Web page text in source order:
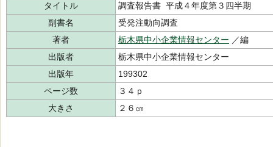
タイトル
調査報告書 平成４年度第３四半期
副書名
受発注動向調査
著者
栃木県中小企業情報センター ／編
出版者
栃木県中小企業情報センター
出版年
199302
ページ数
３４ｐ
大きさ
２６㎝